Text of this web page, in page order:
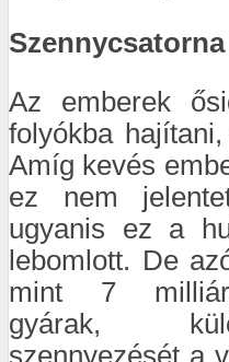
Az emberek
folyókba
Amíg kevés
ez nem
ugyanis ez a
lebomlott. De
mint 7
gyárak,
szennyezését a